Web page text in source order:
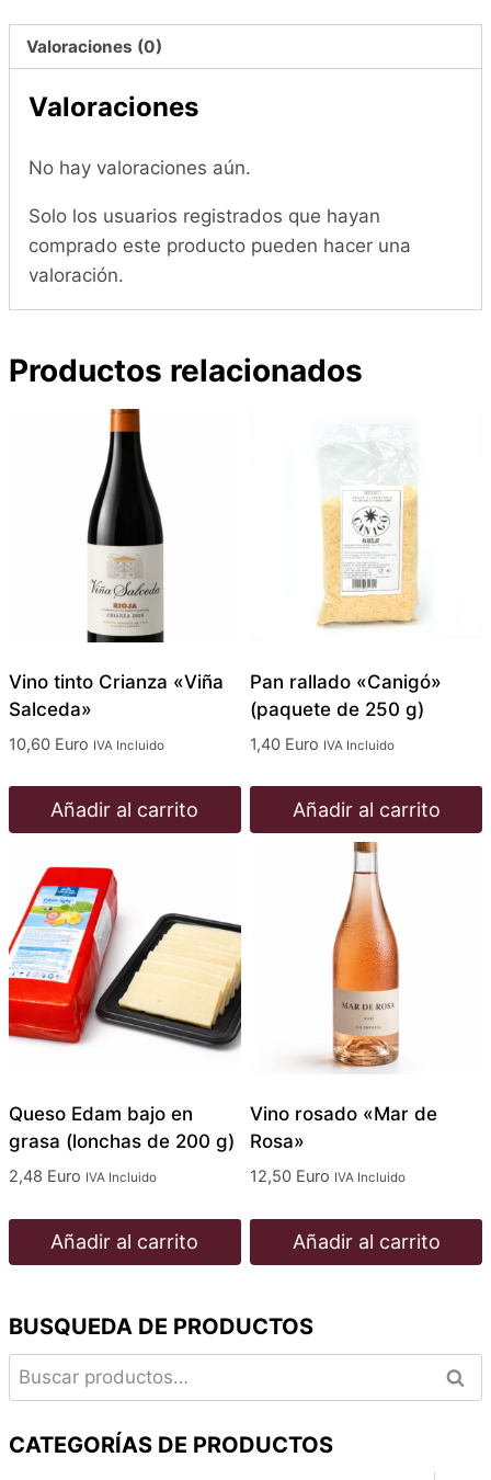
80
grams)
Valoraciones (0)
Valoraciones
No hay valoraciones aún.
Solo los usuarios registrados que hayan
comprado este producto pueden hacer una
valoración.
Productos relacionados
Vino tinto Crianza «Viña
Salceda»
10,60 Euro IVA Incluido
Añadir al carrito
Pan rallado «Canigó»
(paquete de 250 g)
1,40 Euro IVA Incluido
Añadir al carrito
Queso Edam bajo en
grasa (lonchas de 200 g)
2,48 Euro IVA Incluido
Añadir al carrito
Vino rosado «Mar de
Rosa»
12,50 Euro IVA Incluido
Añadir al carrito
BUSQUEDA DE PRODUCTOS
Buscar
por:
CATEGORÍAS DE PRODUCTOS